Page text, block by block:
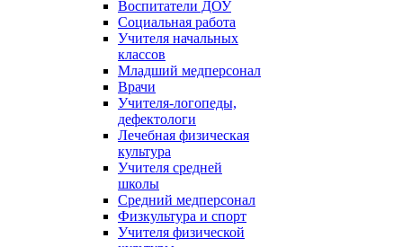
Воспитатели ДОУ
Социальная работа
Учителя начальных
классов
Младший медперсонал
Врачи
Учителя-логопеды,
дефектологи
Лечебная физическая
культура
Учителя средней
школы
Средний медперсонал
Физкультура и спорт
Учителя физической